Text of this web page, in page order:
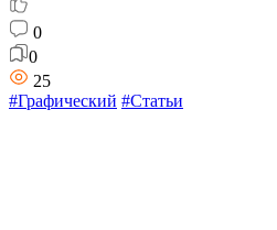
0
0
25
#Графический #Статьи